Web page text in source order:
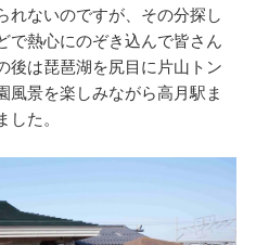
れないのですが、その分探し
で熱心にのぞき込んで皆さん
後は琵琶湖を尻目に片山トン
風景を楽しみながら高月駅ま
た。